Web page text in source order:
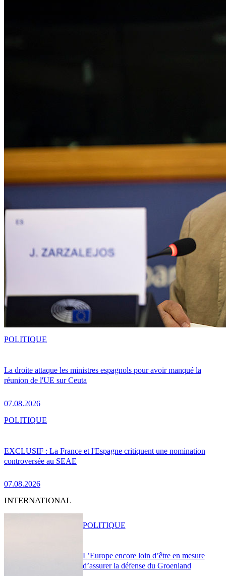
La droite attaque les ministres espagnols pour avoir manqué la
réunion de l'UE sur Ceuta
07.08.2026
POLITIQUE
EXCLUSIF : La France et l'Espagne critiquent une nomination
controversée au SEAE
07.08.2026
POLITIQUE
INTERNATIONAL
L’Europe encore loin d’être en mesure
d’assurer la défense du Groenland
POLITIQUE